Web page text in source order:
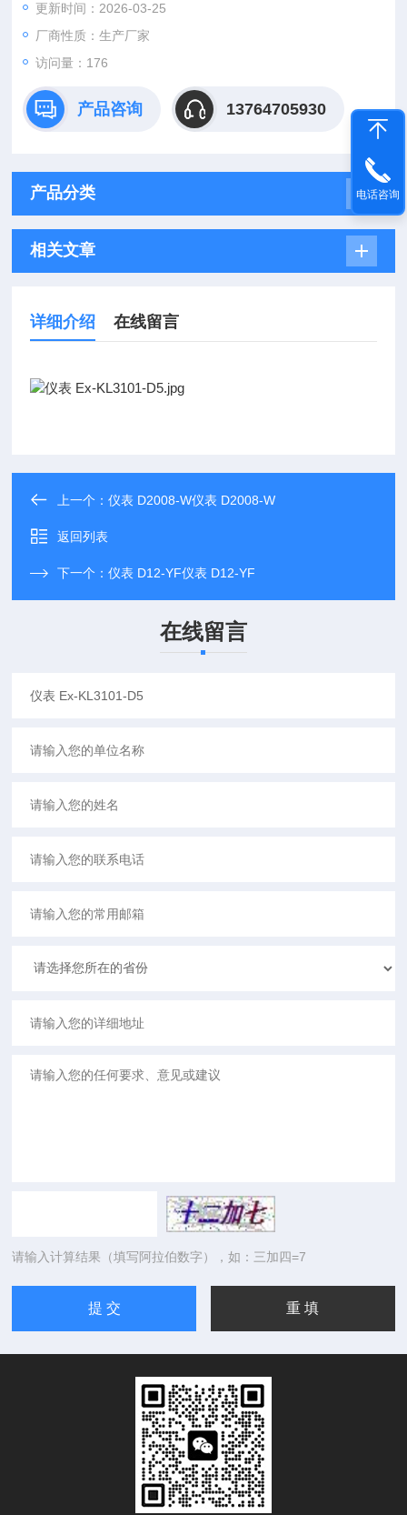
更新时间：2026-03-25
厂商性质：生产厂家
访问量：176
产品咨询 13764705930
产品分类
相关文章
详细介绍 在线留言
上一个：仪表 D2008-W仪表 D2008-W
返回列表
下一个：仪表 D12-YF仪表 D12-YF
在线留言
请输入计算结果（填写阿拉伯数字），如：三加四=7
电话咨询